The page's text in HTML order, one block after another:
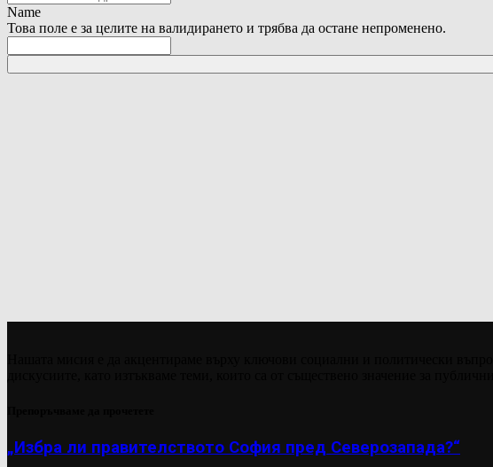
Name
Това поле е за целите на валидирането и трябва да остане непроменено.
„Избра ли правителството София пред Северозапада?“